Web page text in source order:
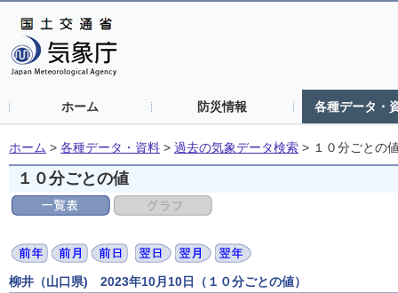
ホーム 防災情報 各種データ・
ホーム > 各種データ・資料 > 過去の気象データ検索 > １０分ごとの
１０分ごとの値
柳井（山口県) 2023年10月10日（１０分ごとの値）